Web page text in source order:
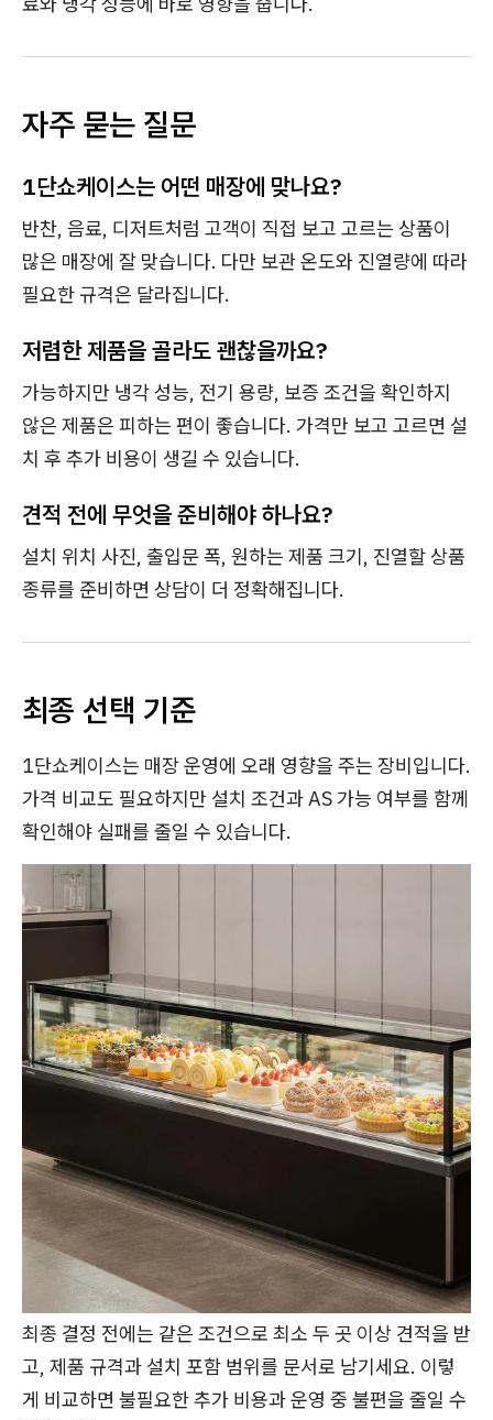
자주 묻는 질문
1단쇼케이스는 어떤 매장에 맞나요?
반찬, 음료, 디저트처럼 고객이 직접 보고 고르는 상품이
많은 매장에 잘 맞습니다. 다만 보관 온도와 진열량에 따라
필요한 규격은 달라집니다.
저렴한 제품을 골라도 괜찮을까요?
가능하지만 냉각 성능, 전기 용량, 보증 조건을 확인하지
않은 제품은 피하는 편이 좋습니다. 가격만 보고 고르면 설
치 후 추가 비용이 생길 수 있습니다.
견적 전에 무엇을 준비해야 하나요?
설치 위치 사진, 출입문 폭, 원하는 제품 크기, 진열할 상품
종류를 준비하면 상담이 더 정확해집니다.
최종 선택 기준
1단쇼케이스는 매장 운영에 오래 영향을 주는 장비입니다.
가격 비교도 필요하지만 설치 조건과 AS 가능 여부를 함께
확인해야 실패를 줄일 수 있습니다.
최종 결정 전에는 같은 조건으로 최소 두 곳 이상 견적을 받
고, 제품 규격과 설치 포함 범위를 문서로 남기세요. 이렇
게 비교하면 불필요한 추가 비용과 운영 중 불편을 줄일 수